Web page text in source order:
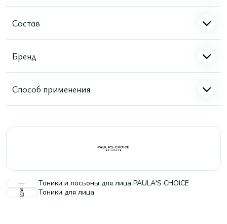
Состав
Бренд
Способ применения
Тоники и лосьоны для лица PAULA'S CHOICE
Тоники для лица